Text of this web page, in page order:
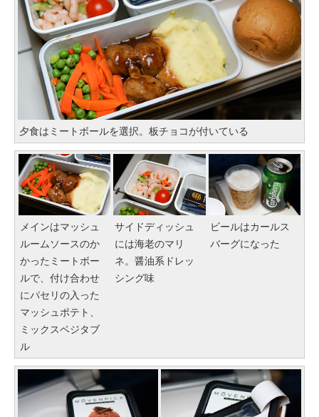
夕食はミートボールを選択。板チョコが付いている
メインはマッシュ
ルームソースのか
かったミートボー
ルで、付け合わせ
にパセリの入った
マッシュポテト、
ミックスベジタブ
ル
サイドディッシュ
には海老のマリ
ネ。醤油系ドレッ
シング味
ビールはカールス
バーグになった